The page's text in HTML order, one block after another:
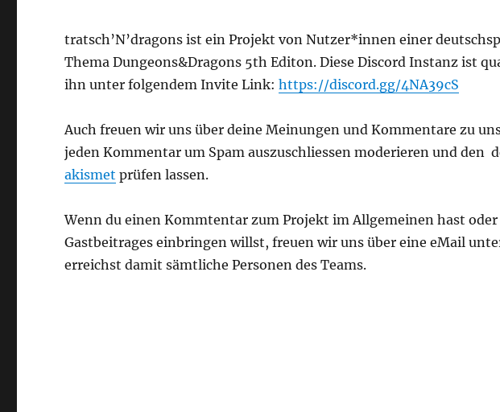
tratsch’N’dragons ist ein Projekt von Nutzer*innen einer
Thema Dungeons&Dragons 5th Editon. Diese Discord Instanz ist
ihn unter folgendem Invite Link:https://discord.gg/4NA39cS
Auch freuen wir uns über deine Meinungen und Kommentare zu
jeden Kommentar um Spam auszuschliessen moderieren und den
akismet prüfen lassen.
Wenn du einen Kommtentar zum Projekt im Allgemeinen hast
Gastbeitrages einbringen willst, freuen wir uns über eine eMail
erreichst damit sämtliche Personen des Teams.